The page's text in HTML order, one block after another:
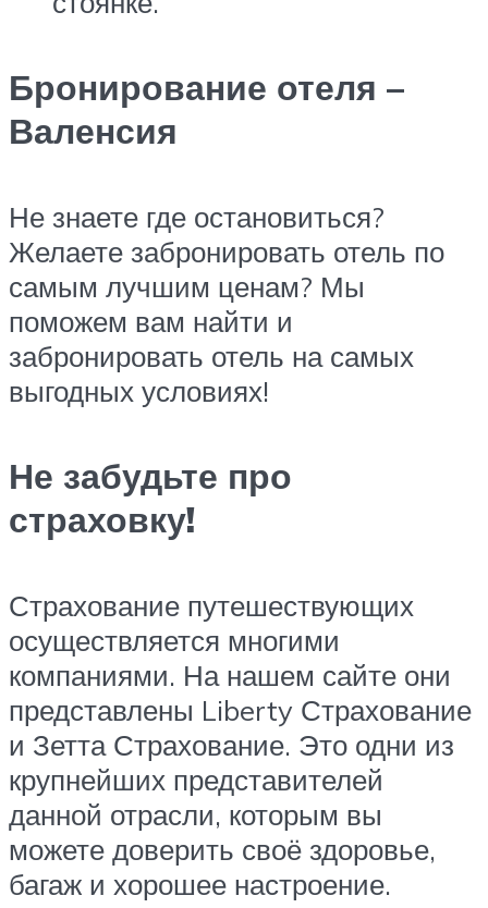
Бронирование отеля –
Валенсия
Не знаете где остановиться?
Желаете забронировать отель по
самым лучшим ценам? Мы
поможем вам найти и
забронировать отель на самых
выгодных условиях!
Не забудьте про
страховку!
Страхование путешествующих
осуществляется многими
компаниями. На нашем сайте они
представлены Liberty Страхование
и Зетта Страхование. Это одни из
крупнейших представителей
данной отрасли, которым вы
можете доверить своё здоровье,
багаж и хорошее настроение.